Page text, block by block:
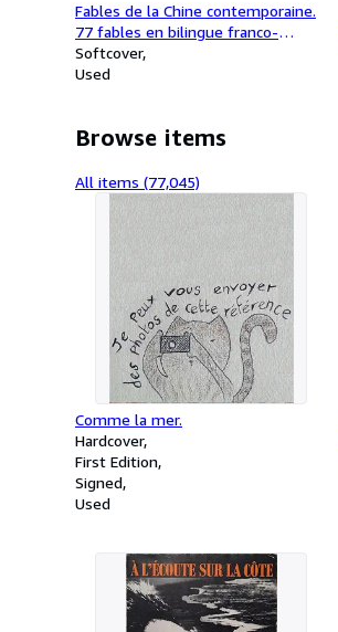
Fables de la Chine contemporaine.
77 fables en bilingue franco-
chinois.
Softcover
Used
Browse items
All items (77,045)
Comme la mer.
Hardcover
First Edition
Signed
Used